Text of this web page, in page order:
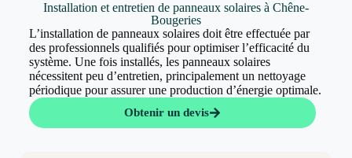
Installation et entretien de panneaux solaires à Chêne-
Bougeries
L’installation de panneaux solaires doit être effectuée par
des professionnels qualifiés pour optimiser l’efficacité du
système. Une fois installés, les panneaux solaires
nécessitent peu d’entretien, principalement un nettoyage
périodique pour assurer une production d’énergie optimale.
Obtenir un devis